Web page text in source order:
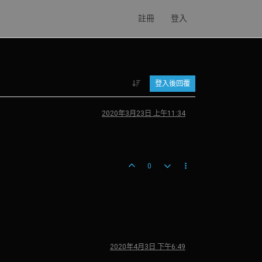
註冊 登入
登入後回覆
2020年3月23日 上午11:34
0
2020年4月3日 下午6:49